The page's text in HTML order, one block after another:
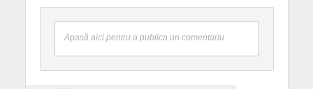
Apasă aici pentru a publica un comentariu